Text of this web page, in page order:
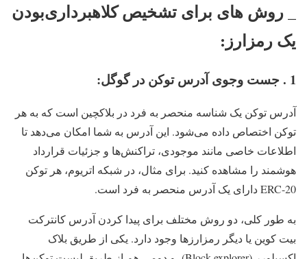
_ روش های برای تشخیص کلاهبرداری‌بودن
یک رمزارز:
1 . جست وجوی آدرس توکن در گوگل:
آدرس توکن یک شناسه منحصر به فرد در بلاکچین است که به هر
توکن اختصاص داده می‌شود. این آدرس به شما امکان می‌دهد تا
اطلاعات خاصی مانند موجودی، تراکنش‌ها و جزئیات قرارداد
هوشمند را مشاهده کنید. برای مثال، در شبکه اتریوم، هر توکن
ERC-20 دارای یک آدرس منحصر به فرد است.
به طور کلی، دو روش مختلف برای پیدا کردن آدرس کانترکت
بیت کوین یا دیگر رمزارز‌ها وجود دارد. یکی از طریق بلاک